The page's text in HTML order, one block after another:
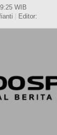
WIB
Editor: